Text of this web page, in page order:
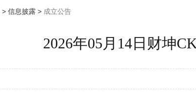
> 信息披露 > 成立公告
2026年05月14日财坤